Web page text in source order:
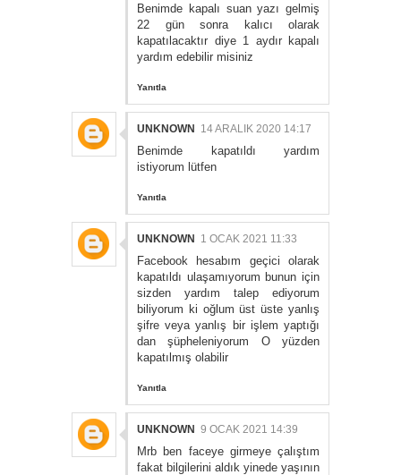
Benimde kapalı suan yazı gelmiş
22 gün sonra kalıcı olarak
kapatılacaktır diye 1 aydır kapalı
yardım edebilir misiniz
Yanıtla
UNKNOWN 14 ARALIK 2020 14:17
Benimde kapatıldı yardım
istiyorum lütfen
Yanıtla
UNKNOWN 1 OCAK 2021 11:33
Facebook hesabım geçici olarak
kapatıldı ulaşamıyorum bunun için
sizden yardım talep ediyorum
biliyorum ki oğlum üst üste yanlış
şifre veya yanlış bir işlem yaptığı
dan şüpheleniyorum O yüzden
kapatılmış olabilir
Yanıtla
UNKNOWN 9 OCAK 2021 14:39
Mrb ben faceye girmeye çalıştım
fakat bilgilerini aldık yinede yaşının